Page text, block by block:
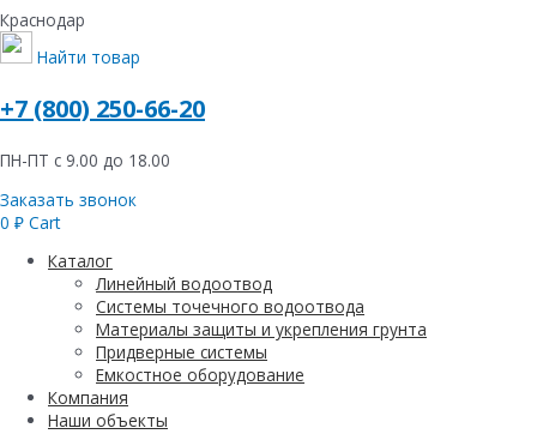
Краснодар
Найти товар
+7 (800) 250-66-20
ПН-ПТ с 9.00 до 18.00
Заказать звонок
0 ₽ Cart
Каталог
Линейный водоотвод
Системы точечного водоотвода
Материалы защиты и укрепления грунта
Придверные системы
Емкостное оборудование
Компания
Наши объекты